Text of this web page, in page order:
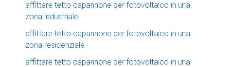
affittare tetto capannone per fotovoltaico in una
zona industriale
affittare tetto capannone per fotovoltaico in una
zona residenziale
affittare tetto capannone per fotovoltaico in una